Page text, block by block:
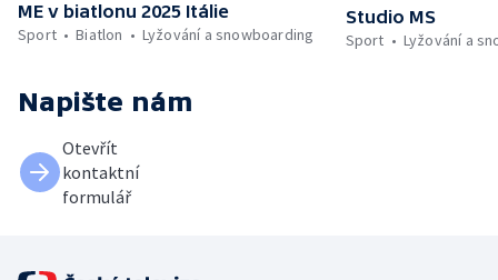
ME v biatlonu 2025 Itálie
Sport
Biatlon Lyžování a snowboarding
Studio MS
Sport
Lyžování a
Napište nám
Otevřít
kontaktní
formulář